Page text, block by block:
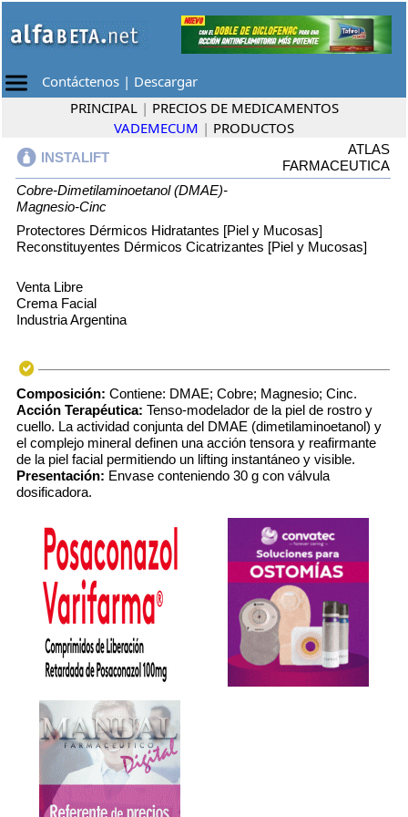
Contáctenos | Descargar
PRINCIPAL | PRECIOS DE MEDICAMENTOS
VADEMECUM | PRODUCTOS
INSTALIFT
ATLAS
FARMACEUTICA
Cobre-Dimetilaminoetanol (DMAE)-
Magnesio-Cinc
Protectores Dérmicos Hidratantes [Piel y Mucosas]
Reconstituyentes Dérmicos Cicatrizantes [Piel y Mucosas]
Venta Libre
Crema Facial
Industria Argentina
Composición: Contiene: DMAE; Cobre; Magnesio; Cinc.
Acción Terapéutica: Tenso-modelador de la piel de rostro y
cuello. La actividad conjunta del DMAE (dimetilaminoetanol) y
el complejo mineral definen una acción tensora y reafirmante
de la piel facial permitiendo un lifting instantáneo y visible.
Presentación: Envase conteniendo 30 g con válvula
dosificadora.